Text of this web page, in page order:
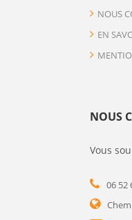
NOUS
EN
NOUS
Vous
06 52